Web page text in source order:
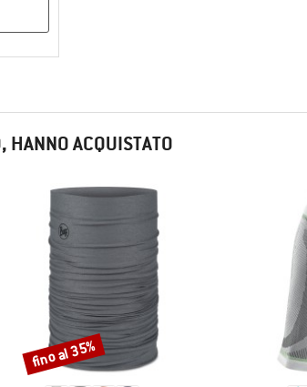
ACQUISTATO
Sconto
fino al 35%